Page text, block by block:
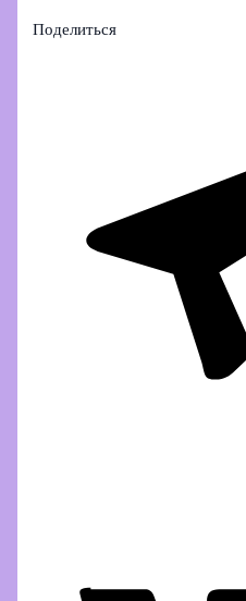
Поделиться